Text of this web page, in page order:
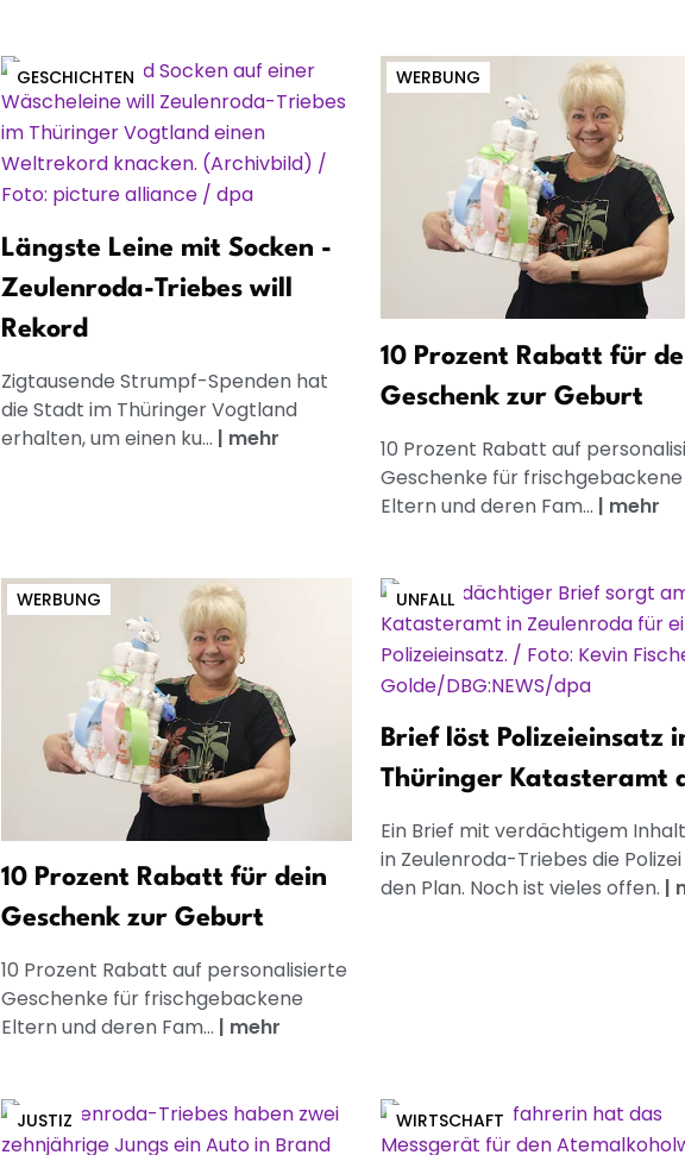
GESCHICHTEN
Längste Leine mit Socken -
Zeulenroda-Triebes will
Rekord
Zigtausende Strumpf-Spenden hat
die Stadt im Thüringer Vogtland
erhalten, um einen ku... | mehr
WERBUNG
10 Prozent Rabatt für
Geschenk zur Geburt
10 Prozent Rabatt auf
Geschenke für frischgebackene
Eltern und deren Fam... | mehr
WERBUNG
10 Prozent Rabatt für dein
Geschenk zur Geburt
10 Prozent Rabatt auf personalisierte
Geschenke für frischgebackene
Eltern und deren Fam... | mehr
UNFALL
Brief löst Polizeieinsatz
Thüringer Katasteramt
Ein Brief mit verdächtigem
in Zeulenroda-Triebes die
den Plan. Noch ist vieles offen. |
JUSTIZ WIRTSCHAFT